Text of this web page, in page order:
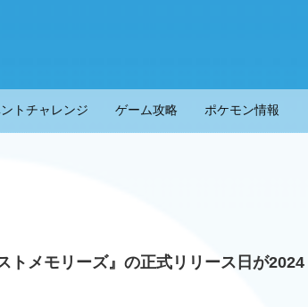
トチャレンジ ゲーム攻略 ポケモン情報
トメモリーズ』の正式リリース日が2024